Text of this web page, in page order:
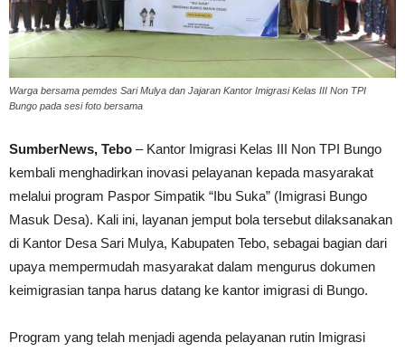
Warga bersama pemdes Sari Mulya dan Jajaran Kantor Imigrasi Kelas III Non TPI
Bungo pada sesi foto bersama
SumberNews, Tebo – Kantor Imigrasi Kelas III Non TPI Bungo
kembali menghadirkan inovasi pelayanan kepada masyarakat
melalui program Paspor Simpatik “Ibu Suka” (Imigrasi Bungo
Masuk Desa). Kali ini, layanan jemput bola tersebut dilaksanakan
di Kantor Desa Sari Mulya, Kabupaten Tebo, sebagai bagian dari
upaya mempermudah masyarakat dalam mengurus dokumen
keimigrasian tanpa harus datang ke kantor imigrasi di Bungo.
Program yang telah menjadi agenda pelayanan rutin Imigrasi